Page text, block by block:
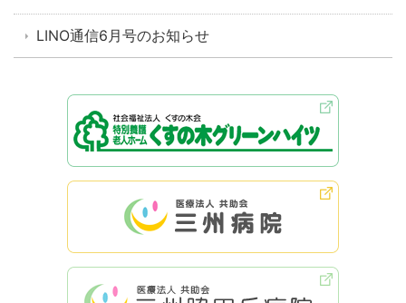
LINO通信6月号のお知らせ